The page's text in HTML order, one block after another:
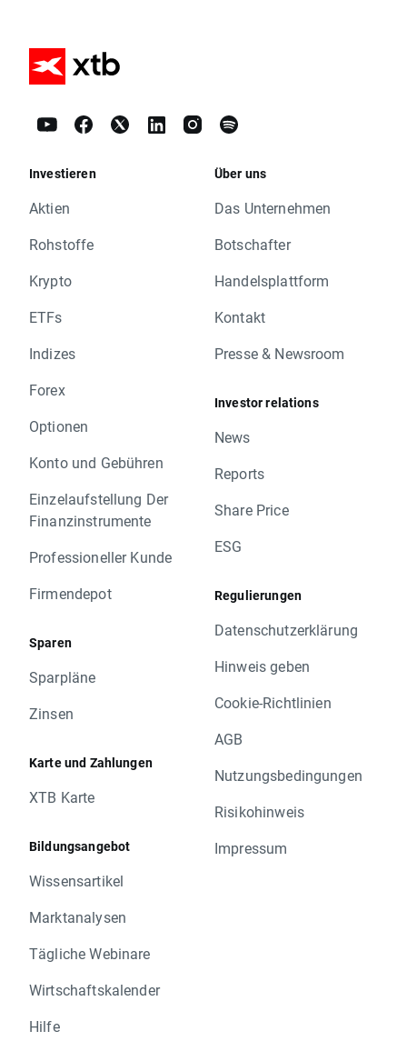
Investieren
Aktien
Rohstoffe
Krypto
ETFs
Indizes
Forex
Optionen
Konto und Gebühren
Einzelaufstellung Der
Finanzinstrumente
Professioneller Kunde
Firmendepot
Sparen
Sparpläne
Zinsen
Karte und Zahlungen
XTB Karte
Bildungsangebot
Wissensartikel
Marktanalysen
Tägliche Webinare
Wirtschaftskalender
Hilfe
Über uns
Das Unternehmen
Botschafter
Handelsplattform
Kontakt
Presse & Newsroom
Investor relations
News
Reports
Share Price
ESG
Regulierungen
Datenschutzerklärung
Hinweis geben
Cookie-Richtlinien
AGB
Nutzungsbedingungen
Risikohinweis
Impressum